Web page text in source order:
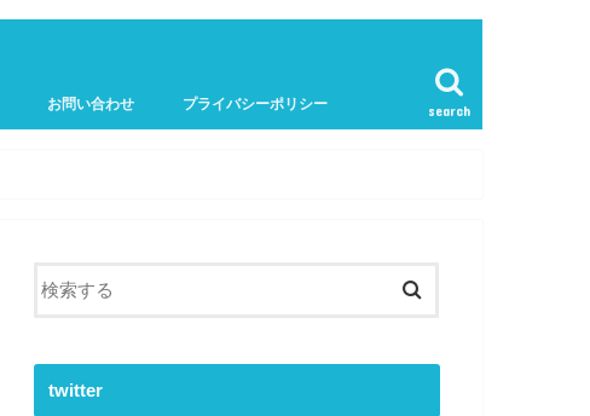
search
お問い合わせ プライバシーポリシー
twitter